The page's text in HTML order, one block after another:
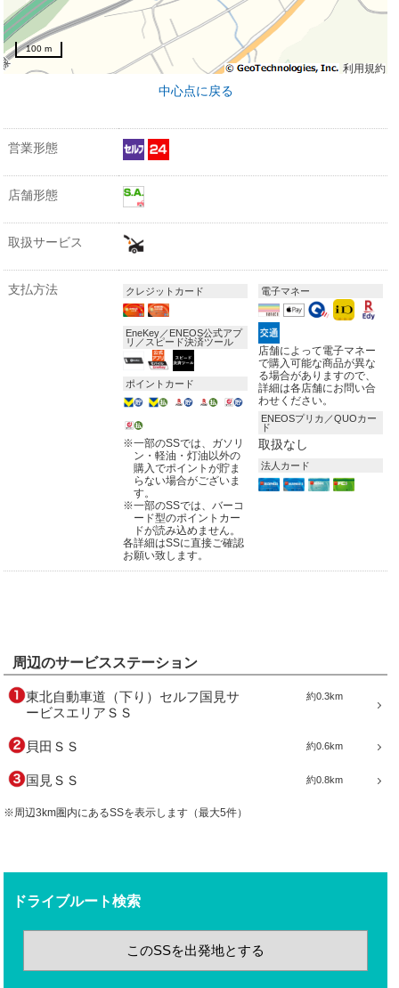
利用規約
100 m
中心点に戻る
営業形態
店舗形態
取扱サービス
支払方法 クレジットカード
EneKey／ENEOS公式アプ
リ／スピード決済ツール
ポイントカード
※一部のSSでは、ガソリ
ン・軽油・灯油以外の
購入でポイントが貯ま
らない場合がございま
す。
※一部のSSでは、バーコ
ード型のポイントカー
ドが読み込めません。
各詳細はSSに直接ご確認
お願い致します。
電子マネー
店舗によって電子マネー
で購入可能な商品が異な
る場合がありますので、
詳細は各店舗にお問い合
わせください。
ENEOSプリカ／QUOカー
ド
取扱なし
法人カード
周辺のサービスステーション
約0.3km
東北自動車道（下り）セルフ国見サ
ービスエリアＳＳ
約0.6km
貝田ＳＳ
約0.8km
国見ＳＳ
※周辺3km圏内にあるSSを表示します（最大5件）
ドライブルート検索
このSSを出発地とする